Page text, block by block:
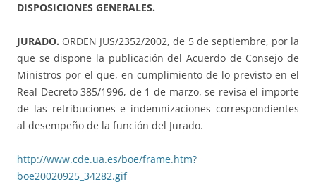
DISPOSICIONES GENERALES.
JURADO. ORDEN JUS/2352/2002, de 5 de septiembre, por la
que se dispone la publicación del Acuerdo de Consejo de
Ministros por el que, en cumplimiento de lo previsto en el
Real Decreto 385/1996, de 1 de marzo, se revisa el importe
de las retribuciones e indemnizaciones correspondientes
al desempeño de la función del Jurado.
http://www.cde.ua.es/boe/frame.htm?
boe20020925_34282.gif